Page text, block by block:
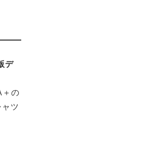
デ
＋の
ツ